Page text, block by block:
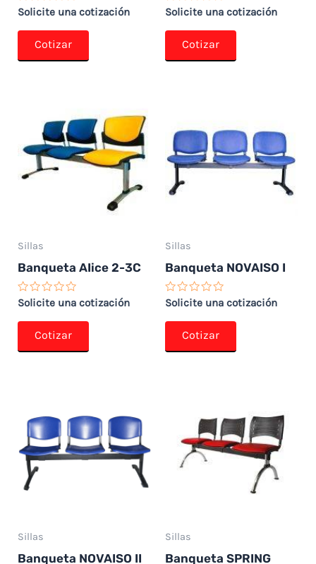
Valorado
0
Solicite una cotización
Cotizar
Valorado
0
Solicite una cotización
Cotizar
Sillas
Banqueta AIice 2-3C
Valorado
0
Solicite una cotización
Cotizar
Sillas
Banqueta NOVAISO I
Valorado
0
Solicite una cotización
Cotizar
Sillas
Banqueta NOVAISO II
Sillas
Banqueta SPRING